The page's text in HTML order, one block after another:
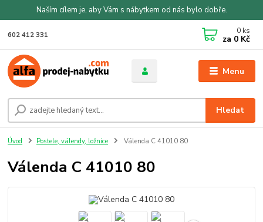
Naším cílem je, aby Vám s nábytkem od nás bylo dobře.
Menu
Hledat
602 412 331 0 ks
za 0 Kč
Úvod Postele, válendy, ložnice Válenda C 41010 80
Válenda C 41010 80